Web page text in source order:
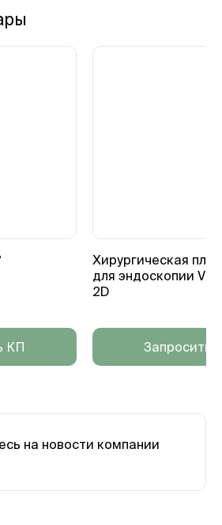
КП
Хирургическая
для эндоскопии
2D
Запросить
на новости компании